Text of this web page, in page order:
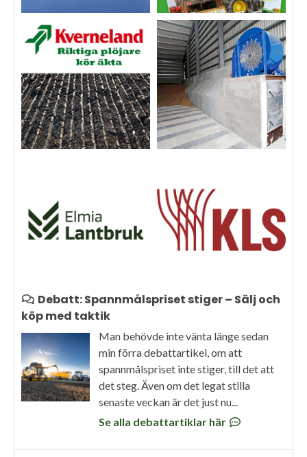
Debatt: Spannmålspriset stiger – Sälj och
köp med taktik
Man behövde inte vänta länge sedan
min förra debattartikel, om att
spannmålspriset inte stiger, till det att
det steg. Även om det legat stilla
senaste veckan är det just nu...
Se alla debattartiklar här